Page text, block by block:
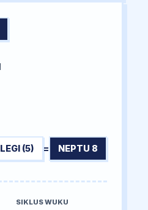
LEGI (5) = NEPTU 8
SIKLUS WUKU